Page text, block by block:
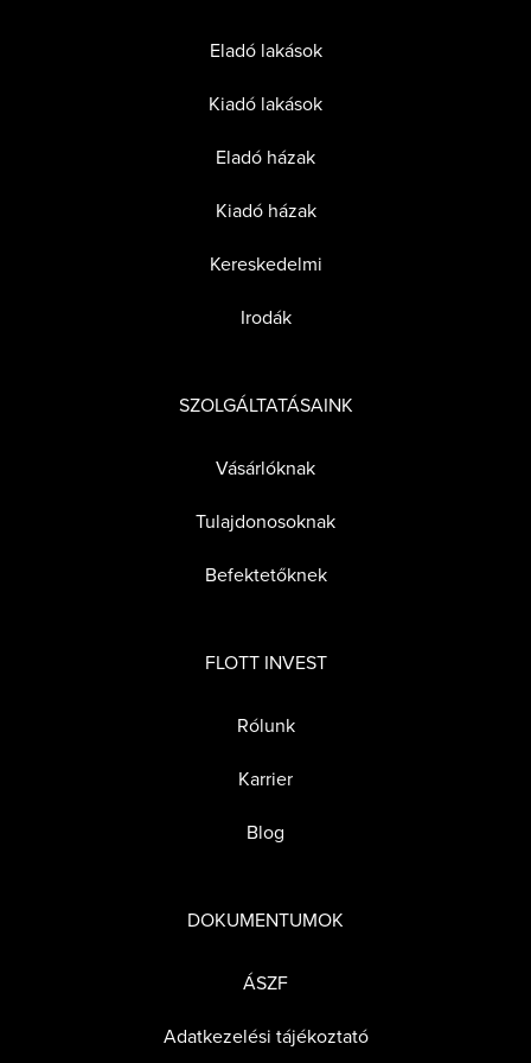
Eladó lakások
Kiadó lakások
Eladó házak
Kiadó házak
Kereskedelmi
Irodák
SZOLGÁLTATÁSAINK
Vásárlóknak
Tulajdonosoknak
Befektetőknek
FLOTT INVEST
Rólunk
Karrier
Blog
DOKUMENTUMOK
ÁSZF
Adatkezelési tájékoztató